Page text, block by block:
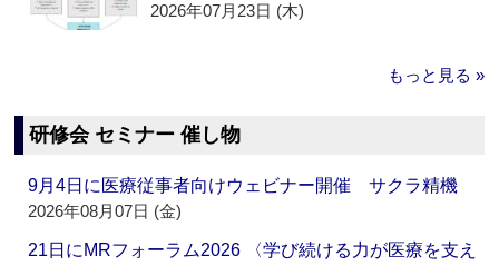
2026年07月23日 (木)
もっと見る »
研修会 セミナー 催し物
9月4日に医療従事者向けウェビナー開催 サクラ精機
2026年08月07日 (金)
21日にMRフォーラム2026 〈学び続ける力が医療を支え